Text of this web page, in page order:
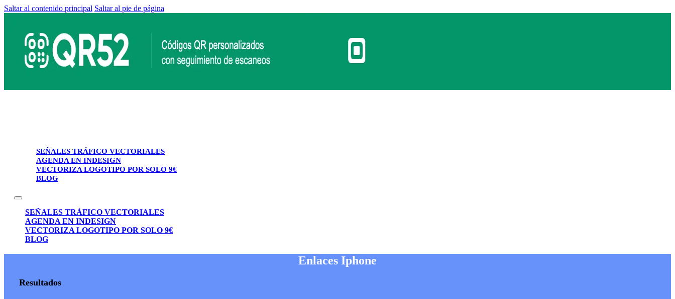
Saltar al contenido principal Saltar al pie de página
SEÑALES TRÁFICO VECTORIALES
AGENDA EN INDESIGN
VECTORIZA LOGOTIPO POR SOLO 9€
BLOG
SEÑALES TRÁFICO VECTORIALES
AGENDA EN INDESIGN
VECTORIZA LOGOTIPO POR SOLO 9€
BLOG
Enlaces Iphone
Resultados